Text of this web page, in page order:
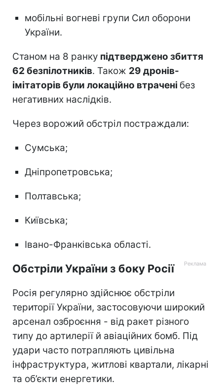
мобільні вогневі групи Сил оборони
України.
Станом на 8 ранку підтверджено збиття
62 безпілотників. Також 29 дронів-
імітаторів були локаційно втрачені без
негативних наслідків.
Через ворожий обстріл постраждали:
Сумська;
Дніпропетровська;
Полтавська;
Київська;
Івано-Франківська області.
Обстріли України з боку Росії
Росія регулярно здійснює обстріли
території України, застосовуючи широкий
арсенал озброєння - від ракет різного
типу до артилерії й авіаційних бомб. Під
удари часто потрапляють цивільна
інфраструктура, житлові квартали, лікарні
та об’єкти енергетики.